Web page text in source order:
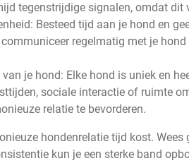
tegenstrijdige signalen, omdat dit
Besteed tijd aan je hond en
regelmatig met je
je hond: Elke hond is uniek en
sociale interactie of ruimte
relatie te bevorderen.
hondenrelatie tijd kost.
kun je een sterke band